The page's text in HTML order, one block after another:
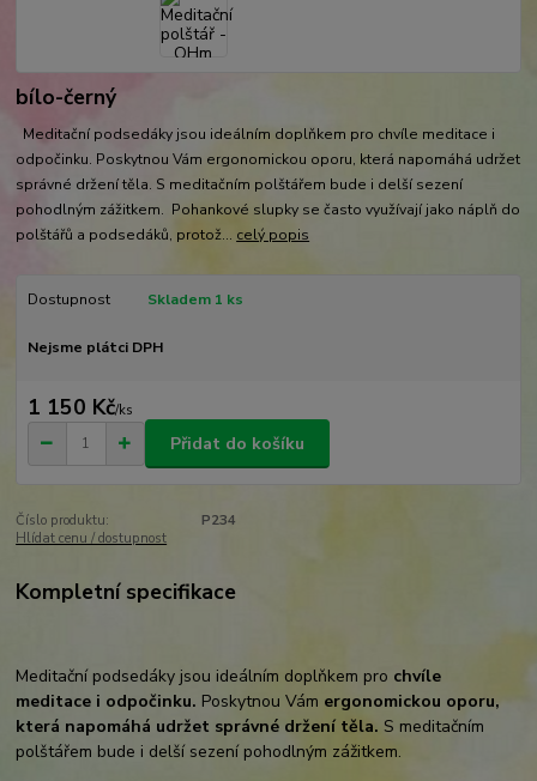
bílo-černý
Meditační podsedáky jsou ideálním doplňkem pro chvíle meditace i
odpočinku. Poskytnou Vám ergonomickou oporu, která napomáhá udržet
správné držení těla. S meditačním polštářem bude i delší sezení
pohodlným zážitkem. Pohankové slupky se často využívají jako náplň do
polštářů a podsedáků, protož... celý popis
Dostupnost Skladem 1 ks
Nejsme plátci DPH
1 150 Kč/ks
Přidat do košíku
Číslo produktu:
P234
Hlídat cenu / dostupnost
Kompletní specifikace
Meditační podsedáky jsou ideálním doplňkem pro chvíle
meditace i odpočinku. Poskytnou Vám ergonomickou oporu,
která napomáhá udržet správné držení těla. S meditačním
polštářem bude i delší sezení pohodlným zážitkem.